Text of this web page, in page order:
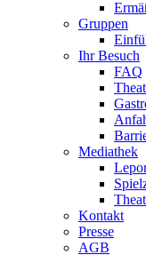
Gruppen
Ihr Besuch
FAQ
Mediathek
Kontakt
Presse
AGB